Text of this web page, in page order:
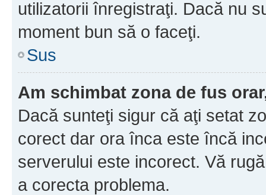
utilizatorii înregistraţi. Dacă nu
moment bun să o faceţi.
Sus
Am schimbat zona de fus
Dacă sunteţi sigur că aţi setat
corect dar ora înca este încă
serverului este incorect. Vă
a corecta problema.